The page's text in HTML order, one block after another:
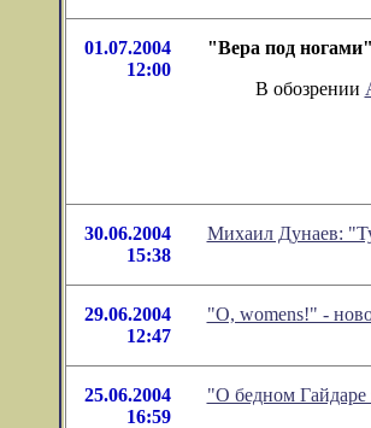
01.07.2004
12:00
"Вера под
В обозрении
30.06.2004
15:38
Михаил Дунаев:
29.06.2004
12:47
"O, womens!" -
25.06.2004
16:59
"О бедном Гайдаре